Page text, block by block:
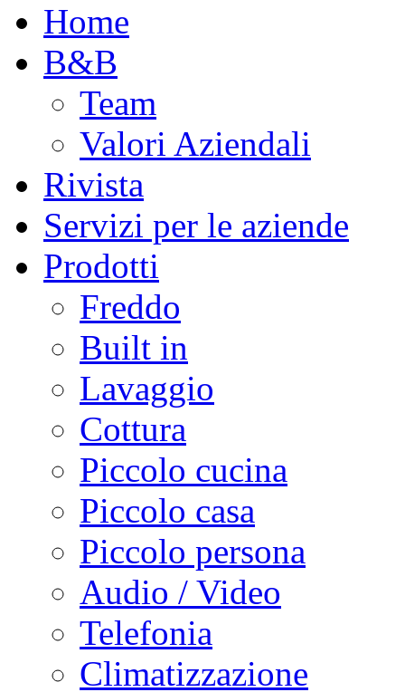
Home
B&B
Team
Valori Aziendali
Rivista
Servizi per le aziende
Prodotti
Freddo
Built in
Lavaggio
Cottura
Piccolo cucina
Piccolo casa
Piccolo persona
Audio / Video
Telefonia
Climatizzazione